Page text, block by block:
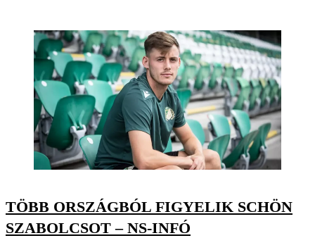
TÖBB ORSZÁGBÓL FIGYELIK SCHÖN
SZABOLCSOT – NS-INFÓ